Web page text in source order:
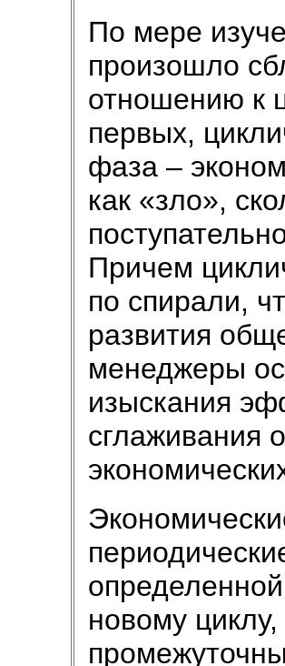
По мере
произошло
отношению к
первых,
фаза –
как «зло»,
Причем
по спирали,
развития
менеджеры
изыскания
сглаживания
новому